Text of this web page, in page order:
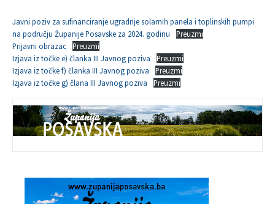
Javni poziv za sufinanciranje ugradnje solarnih panela i toplinskih pumpi
na području Županije Posavske za 2024. godinu
Preuzmi
Prijavni obrazac
Preuzmi
Izjava iz točke e) članka III Javnog poziva
Preuzmi
Izjava iz točke f) članka III Javnog poziva
Preuzmi
Izjava iz točke g) člana III Javnog poziva
Preuzmi